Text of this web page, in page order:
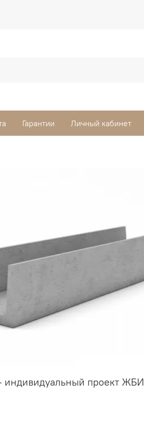
Гарантии Личный кабинет
индивидуальный проект ЖБИ